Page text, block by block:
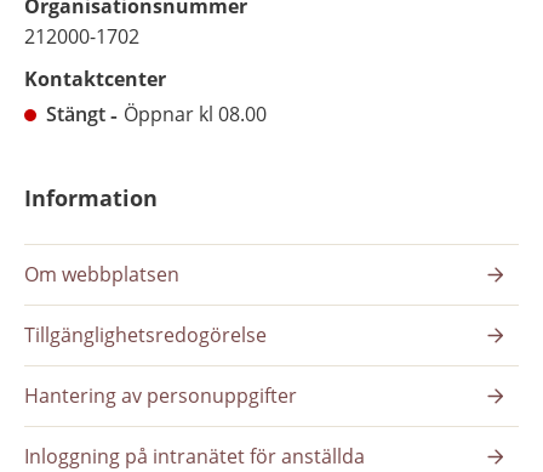
Organisationsnummer
212000-1702
Kontaktcenter
Stängt
Öppnar kl 08.00
Information
Om webbplatsen
Tillgänglighetsredogörelse
Hantering av personuppgifter
Inloggning på intranätet för anställda